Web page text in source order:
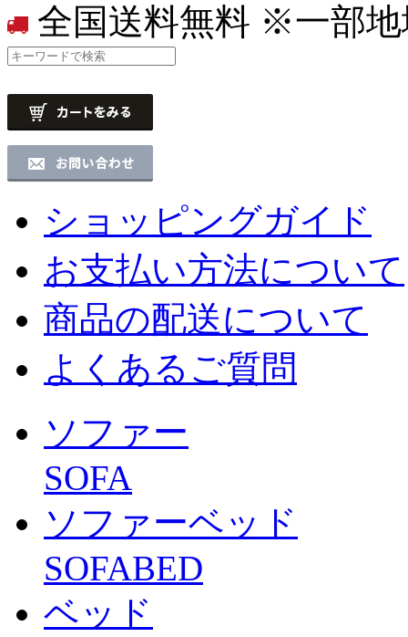
全国送料無料 ※一部地
ショッピングガイド
お支払い方法について
商品の配送について
よくあるご質問
ソファー
SOFA
ソファーベッド
SOFABED
ベッド